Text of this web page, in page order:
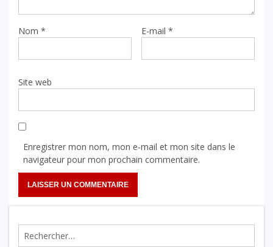
Nom * E-mail *
Site web
Enregistrer mon nom, mon e-mail et mon site dans le
navigateur pour mon prochain commentaire.
Rechercher :